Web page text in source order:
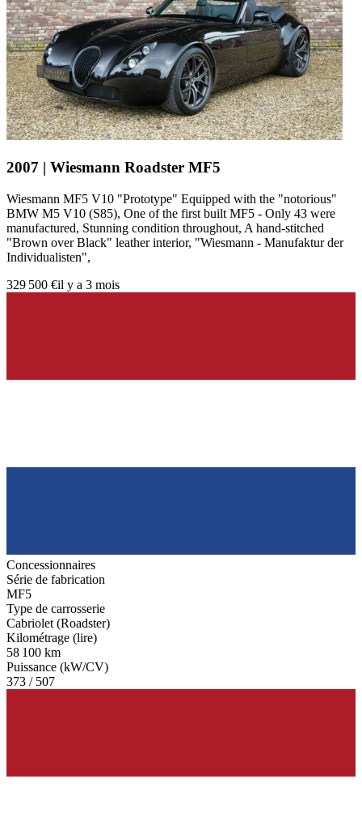
2007 | Wiesmann Roadster MF5
Wiesmann MF5 V10 "Prototype" Equipped with the "notorious"
BMW M5 V10 (S85), One of the first built MF5 - Only 43 were
manufactured, Stunning condition throughout, A hand-stitched
"Brown over Black" leather interior, "Wiesmann - Manufaktur der
Individualisten",
329 500 €il y a 3 mois
Concessionnaires
Série de fabrication
MF5
Type de carrosserie
Cabriolet (Roadster)
Kilométrage (lire)
58 100 km
Puissance (kW/CV)
373 / 507